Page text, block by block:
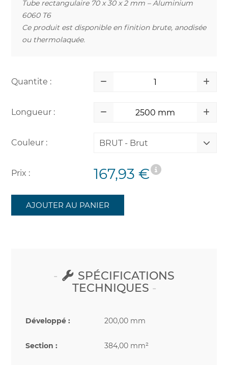
Tube rectangulaire 70 x 30 x 2 mm – Aluminium
6060 T6
Ce produit est disponible en finition brute, anodisée
ou thermolaquée.
Quantite :
Longueur :
Couleur : BRUT - Brut
Prix : 167,93 €
AJOUTER AU PANIER
SPÉCIFICATIONS
TECHNIQUES
Développé : 200,00 mm
Section : 384,00 mm²